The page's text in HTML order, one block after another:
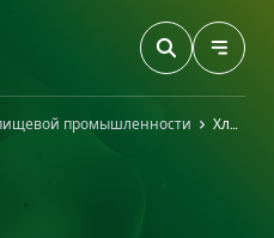
промышленности Хлорид Kальция * 6H2O